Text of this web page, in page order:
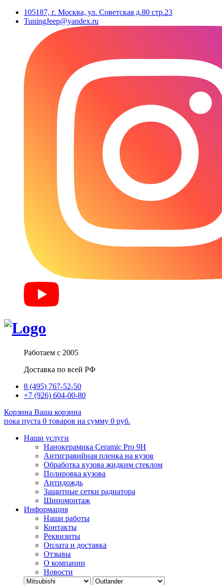
105187, г. Москва, ул. Советская д.80 стр.23
TuningJeep@yandex.ru
Работаем с 2005
Доставка по всей РФ
8 (495) 767-52-50
+7 (926) 604-00-80
Корзина Ваша корзина
пока пуста 0 товаров на сумму 0 руб.
Наши услуги
Нанокерамика Ceramic Pro 9H
Антигравийная пленка на кузов
Обработка кузова жидким стеклом
Полировка кузова
Антидождь
Защитные сетки радиатора
Шиномонтаж
Информация
Наши работы
Контакты
Реквизиты
Оплата и доставка
Отзывы
О компании
Новости